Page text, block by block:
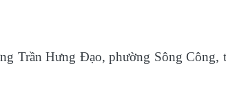
Trần Hưng Đạo, phường Sông Công,